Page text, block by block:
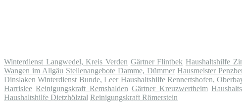
Winterdienst Langwedel, Kreis Verden Gärtner Flintbek Haushaltshilfe
Wangen im Allgäu Stellenangebote Damme, Dümmer Hausmeister
Dinslaken Winterdienst Bunde, Leer Haushaltshilfe Rennertshofen,
Harrislee Reinigungskraft Remshalden Gärtner Kreuzwertheim
Haushaltshilfe Dietzhölztal Reinigungskraft Römerstein